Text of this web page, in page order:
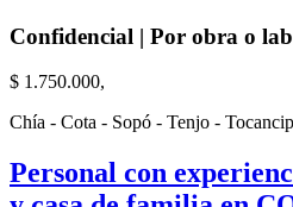
Confidencial | Por obra o
$ 1.750.000,
Chía - Cota - Sopó - Tenjo -
Personal con